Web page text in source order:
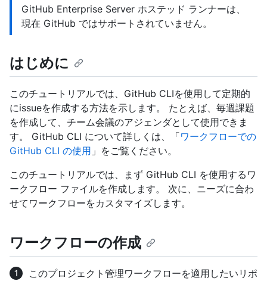
GitHub Enterprise Server ホステッド ランナーは、
現在 GitHub ではサポートされていません。
はじめに
このチュートリアルでは、GitHub CLIを使用して定期的
にissueを作成する方法を示します。 たとえば、毎週課題
を作成して、チーム会議のアジェンダとして使用できま
す。 GitHub CLI について詳しくは、「ワークフローでの
GitHub CLI の使用 」をご覧ください。
このチュートリアルでは、まず GitHub CLI を使用するワ
ークフロー ファイルを作成します。 次に、ニーズに合わ
せてワークフローをカスタマイズします。
ワークフローの作成
このプロジェクト管理ワークフローを適用したいリポ